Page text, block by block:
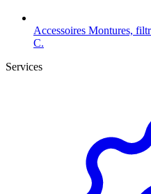
Accessoires Montures,
C.
Services